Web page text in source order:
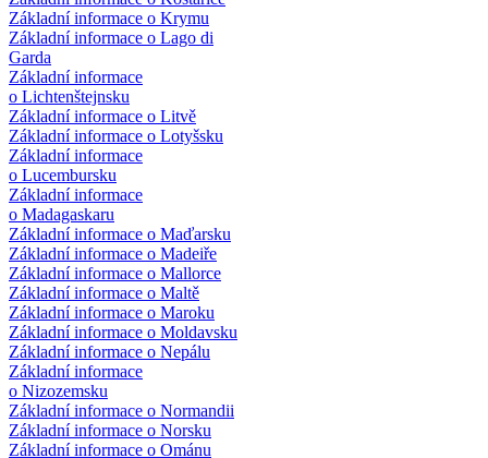
Základní informace o Krymu
Základní informace o Lago di
Garda
Základní informace
o Lichtenštejnsku
Základní informace o Litvě
Základní informace o Lotyšsku
Základní informace
o Lucembursku
Základní informace
o Madagaskaru
Základní informace o Maďarsku
Základní informace o Madeiře
Základní informace o Mallorce
Základní informace o Maltě
Základní informace o Maroku
Základní informace o Moldavsku
Základní informace o Nepálu
Základní informace
o Nizozemsku
Základní informace o Normandii
Základní informace o Norsku
Základní informace o Ománu